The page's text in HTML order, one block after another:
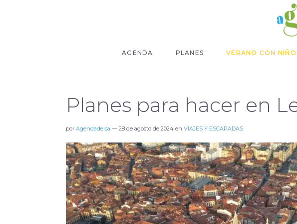
AGENDA PLANES VERANO CON
Planes para hacer en
por Agendadeisa — 28 de agosto de 2024 en VIAJES Y ESCAPADAS